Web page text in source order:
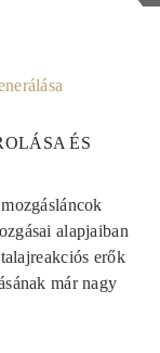
ÉS
alapjaiban
erők
már nagy